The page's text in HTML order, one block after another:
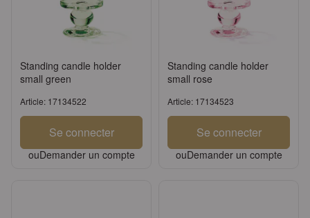
Standing candle holder
small green
Article: 17134522
Se connecter
ouDemander un compte
Standing candle holder
small rose
Article: 17134523
Se connecter
ouDemander un compte